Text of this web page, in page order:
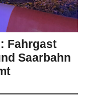
Fahrgast
Saarbahn